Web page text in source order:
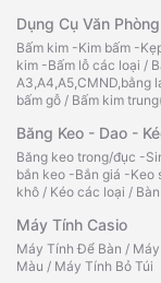
Dụng Cụ Văn
Bấm kim -Kim bấm -
kim -Bấm lỗ các loại /
A3,A4,A5,CMND,bằng
bấm gỗ / Bấm kim
Băng Keo - Dao -
Băng keo trong/đục -
bắn keo -Bắn giá -Keo
khô / Kéo các loại /
Máy Tính Casio
Máy Tính Để Bàn /
Màu / Máy Tính Bỏ Túi